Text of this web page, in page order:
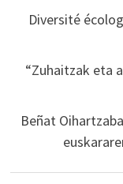
Diversité
“Zuhaitzak eta
Beñat